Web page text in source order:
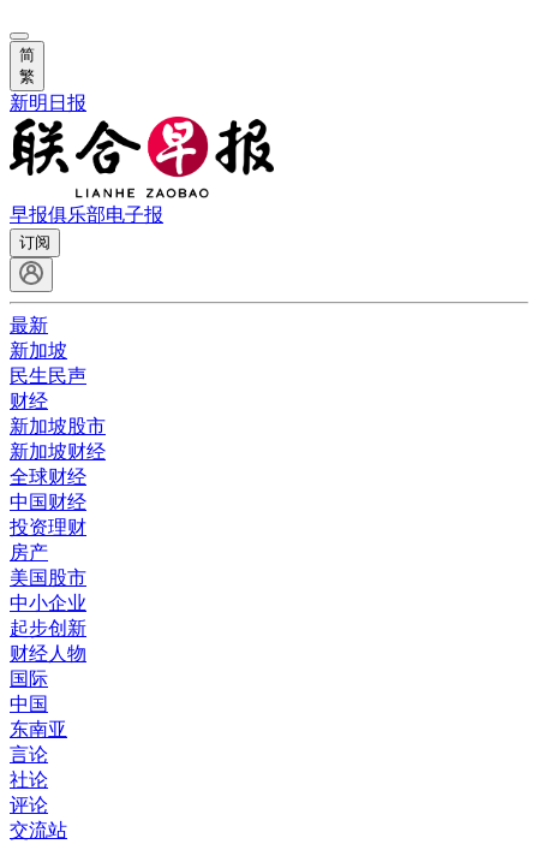
简
繁
新明日报
早报俱乐部电子报
订阅
最新
新加坡
民生民声
财经
新加坡股市
新加坡财经
全球财经
中国财经
投资理财
房产
美国股市
中小企业
起步创新
财经人物
国际
中国
东南亚
言论
社论
评论
交流站